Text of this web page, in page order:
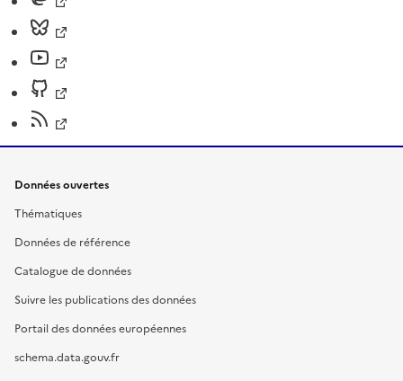
Données ouvertes
Thématiques
Données de référence
Catalogue de données
Suivre les publications des données
Portail des données européennes
schema.data.gouv.fr